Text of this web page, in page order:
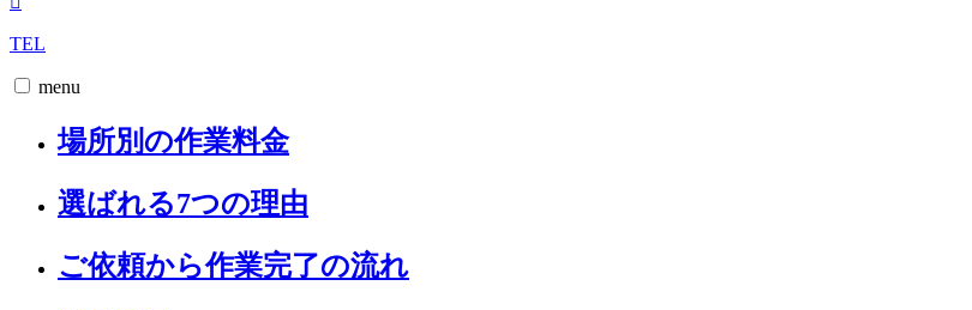
TEL
menu
場所別の作業料金
選ばれる7つの理由
ご依頼から作業完了の流れ